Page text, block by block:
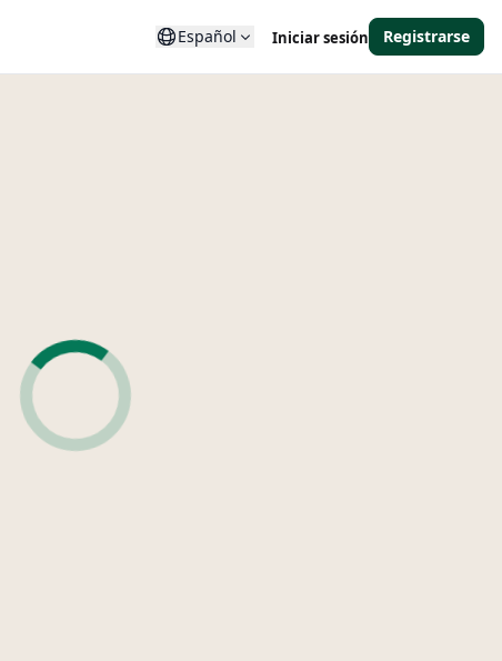
Español Iniciar sesión Registrarse